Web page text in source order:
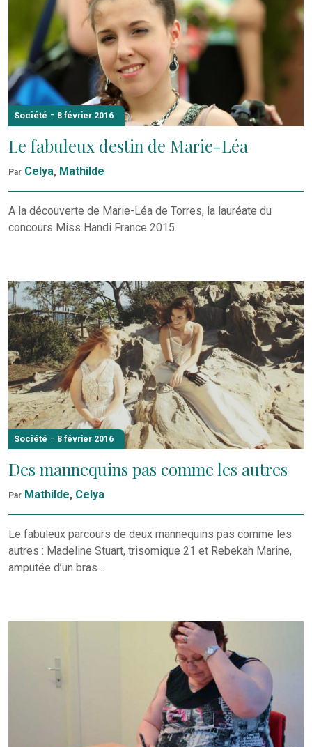
Société - 8 février 2016
Le fabuleux destin de Marie-Léa
Par Celya, Mathilde
A la découverte de Marie-Léa de Torres, la lauréate du
concours Miss Handi France 2015.
Société - 8 février 2016
Des mannequins pas comme les autres
Par Mathilde, Celya
Le fabuleux parcours de deux mannequins pas comme les
autres : Madeline Stuart, trisomique 21 et Rebekah Marine,
amputée d’un bras…